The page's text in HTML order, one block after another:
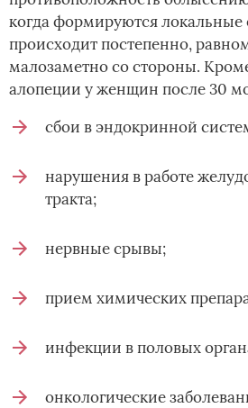
когда формируются локальные
происходит постепенно,
малозаметно со стороны.
алопеции у женщин после 30
сбои в эндокринной
нарушения в работе
тракта;
нервные срывы;
прием химических
инфекции в половых
онкологические